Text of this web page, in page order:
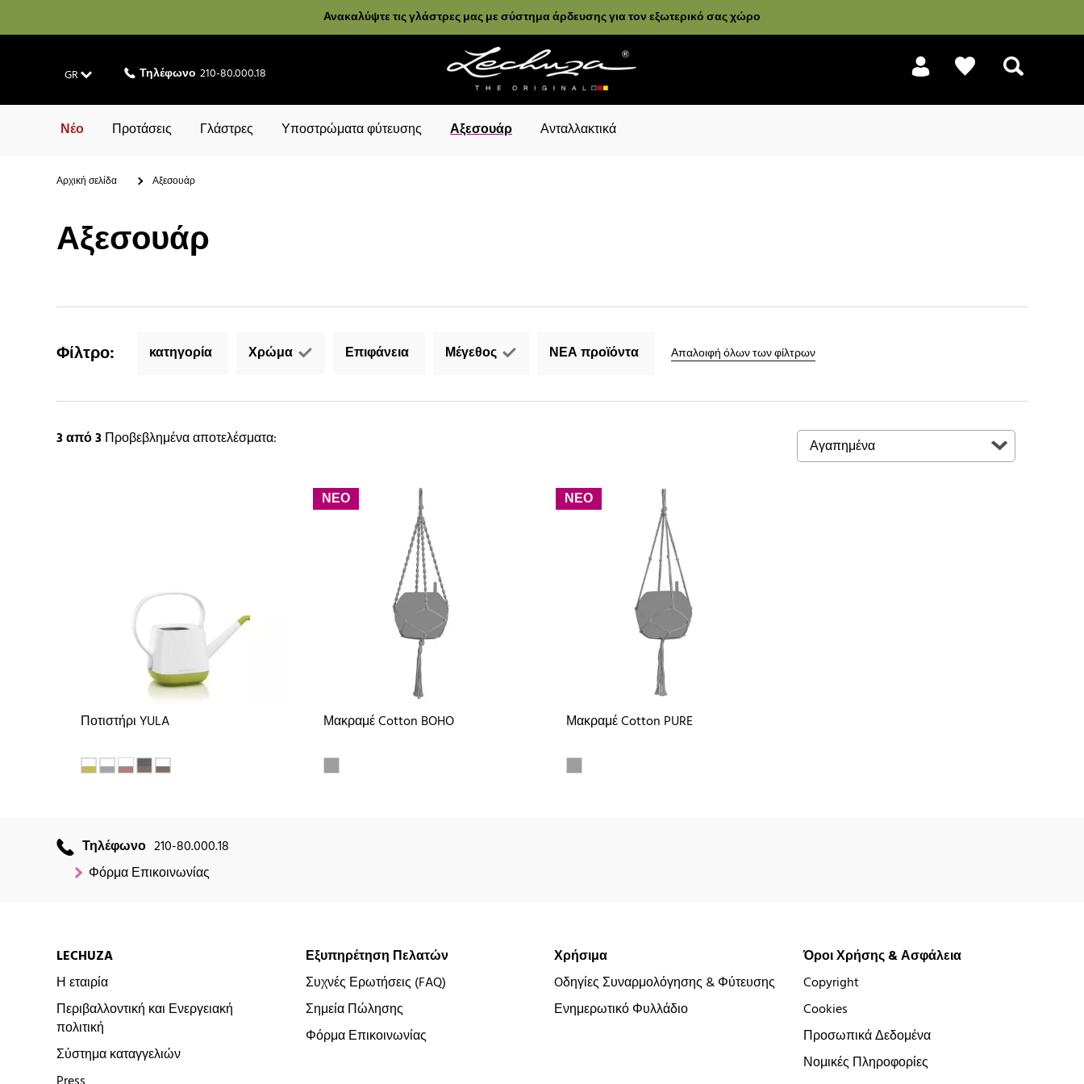
Ανακαλύψτε τις γλάστρες μας με σύστημα άρδευσης για τον εξωτερικό σας χώρο
GR Τηλέφωνο 210-80.000.18
Νέο Προτάσεις Γλάστρες Υποστρώματα φύτευσης Αξεσουάρ Ανταλλακτικά
Αρχική σελίδα Αξεσουάρ
Αξεσουάρ
Φίλτρο: κατηγορία Χρώμα Επιφάνεια Μέγεθος ΝΕΑ προϊόντα Απαλοιφή όλων των φίλτρων
3από 3Προβεβλημένα αποτελέσματα:
Ποτιστήρι YULA
ΝΕΟ
Μακραμέ Cotton BOHO
ΝΕΟ
Μακραμέ Cotton PURE
Τηλέφωνο 210-80.000.18
Φόρμα Επικοινωνίας
LECHUZA
Η εταιρία
Περιβαλλοντική και Ενεργειακή
πολιτική
Σύστημα καταγγελιών
Εξυπηρέτηση Πελατών
Συχνές Ερωτήσεις (FAQ)
Σημεία Πώλησης
Φόρμα Επικοινωνίας
Χρήσιμα
Oδηγίες Συναρμολόγησης & Φύτευσης
Ενημερωτικό Φυλλάδιο
Όροι Χρήσης & Ασφάλεια
Copyright
Cookies
Προσωπικά Δεδομένα
Νομικές Πληροφορίες